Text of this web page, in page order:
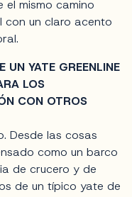
el mismo camino
con un claro acento
UN YATE GREENLINE
LOS
CON OTROS
Desde las cosas
como un barco
de crucero y de
de un típico yate de